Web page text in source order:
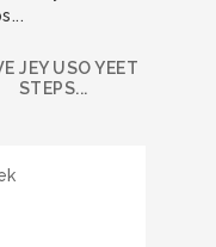
JEY USO YEET
STEPS...